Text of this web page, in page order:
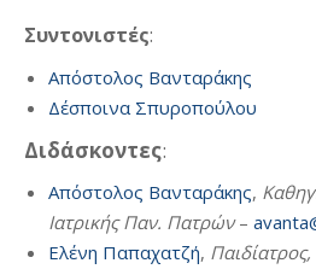
Συντονιστές:
Απόστολος Βανταράκης
Δέσποινα Σπυροπούλου
Διδάσκοντες:
Απόστολος Βανταράκης,
Ιατρικής Παν. Πατρών–
Ελένη Παπαχατζή, Παιδίατρος,